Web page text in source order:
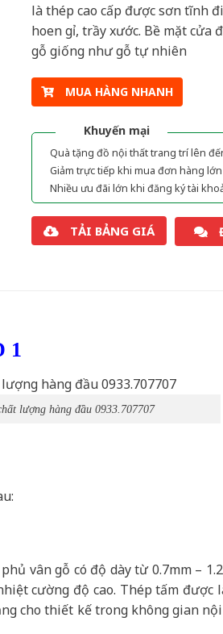
là thép cao cấp được sơn tĩnh
hoen gỉ, trầy xước. Bề mặt cửa
gỗ giống như gỗ tự nhiên
MUA HÀNG NHANH
Khuyến mại
Quà tặng đồ nội thất trang trí lên
Giảm trực tiếp khi mua đơn hàng
Nhiều ưu đãi lớn khi đăng ký tài
TẢI BẢNG GIÁ
1
lượng hàng đầu 0933.707707
vân gỗ có độ dày từ 0.7mm –
cường độ cao. Thép tấm được
cho thiết kế trong không gian